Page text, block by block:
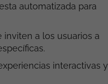
automatizada para
a los usuarios a
interactivas y